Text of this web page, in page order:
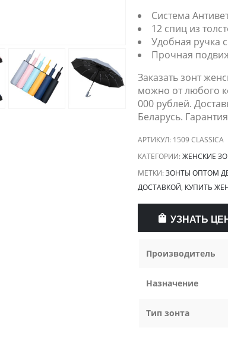
Система
12 спиц из
Удобная ручка
Прочная
Заказать зонт
можно от любого
000 рублей.
Беларусь.
АРТИКУЛ: 1509 CLASSICA
КАТЕГОРИИ:ЖЕНСКИЕ
МЕТКИ:ЗОНТЫ ОПТОМ
ДОСТАВКОЙ, КУПИТЬ
УЗНАТЬ
Производитель
Назначение
Тип зонта